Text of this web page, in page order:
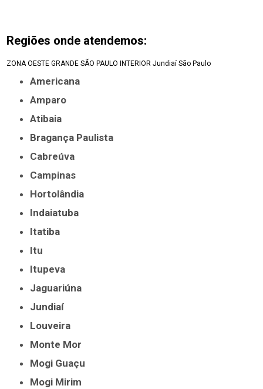
Regiões onde atendemos:
ZONA OESTE GRANDE SÃO PAULO INTERIOR Jundiaí São Paulo
Americana
Amparo
Atibaia
Bragança Paulista
Cabreúva
Campinas
Hortolândia
Indaiatuba
Itatiba
Itu
Itupeva
Jaguariúna
Jundiaí
Louveira
Monte Mor
Mogi Guaçu
Mogi Mirim